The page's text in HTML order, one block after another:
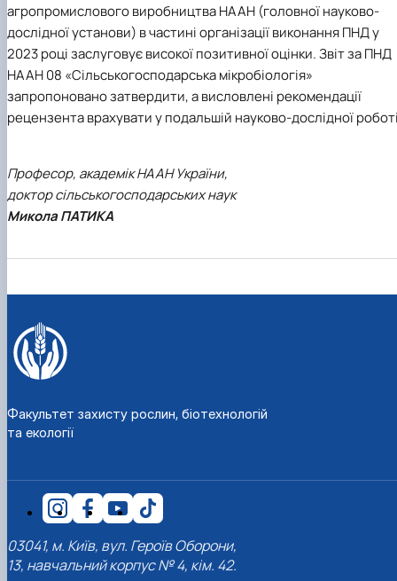
агропромислового виробництва НААН (головної науково-
дослідної установи) в частині організації виконання ПНД у
2023 році заслуговує високої позитивної оцінки. Звіт за ПНД
НААН 08 «Сільськогосподарська мікробіологія»
запропоновано затвердити, а висловлені рекомендації
рецензента врахувати у подальшій науково-дослідної
Професор, академік НААН України,
доктор сільськогосподарських наук
Микола ПАТИКА
Факультет захисту рослин, біотехнологій
та екології
03041, м. Київ, вул. Героїв Оборони,
13, навчальний корпус № 4, кім. 42.